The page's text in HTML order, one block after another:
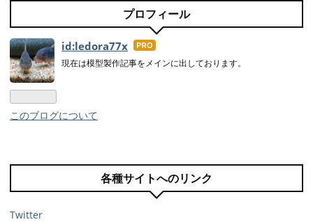
プロフィール
id:ledora77x はて
なブ
現在は模型製作記事をメインに出しております。
このブログについて
各種サイトへのリンク
Twitter